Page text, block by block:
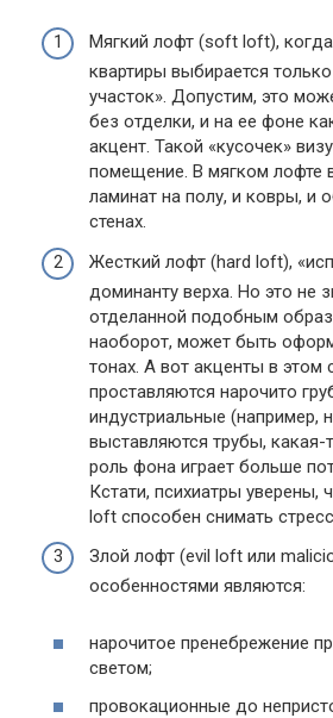
Мягкий лофт (soft loft),
квартиры выбирается
участок». Допустим, это
без отделки, и на ее фоне
акцент. Такой «кусочек»
помещение. В мягком лофте
ламинат на полу, и ковры, и
стенах.
Жесткий лофт (hard loft),
доминанту верха. Но это не
отделанной подобным
наоборот, может быть
тонах. А вот акценты в этом
проставляются нарочито
индустриальные (например,
выставляются трубы, какая-
роль фона играет больше
Кстати, психиатры уверены,
loft способен снимать
Злой лофт (evil loft или
особенностями являются:
нарочитое пренебрежение
светом;
провокационные до